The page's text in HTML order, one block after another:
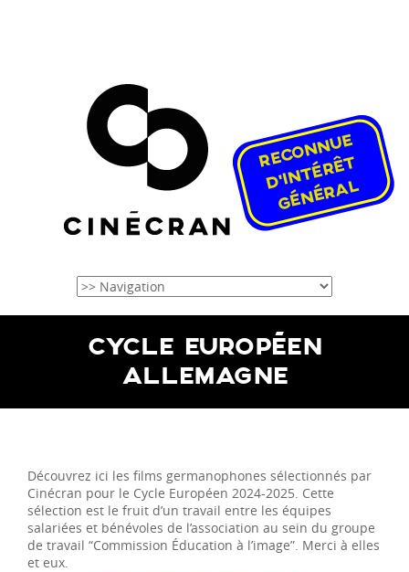
CYCLE EUROPÉEN
ALLEMAGNE
Découvrez ici les films germanophones sélectionnés par
Cinécran pour le Cycle Européen 2024-2025. Cette
sélection est le fruit d’un travail entre les équipes
salariées et bénévoles de l’association au sein du groupe
de travail “Commission Éducation à l’image”. Merci à elles
et eux.